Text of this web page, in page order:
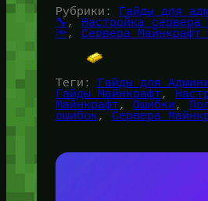
Рубрики: Гайды для
🔧 , Настройка сервера
🔦, Сервера Майнкрафт
Теги: Гайды для
Гайды Майнкрафт,
Майнкрафт, Ошибки,
ошибок, Сервера